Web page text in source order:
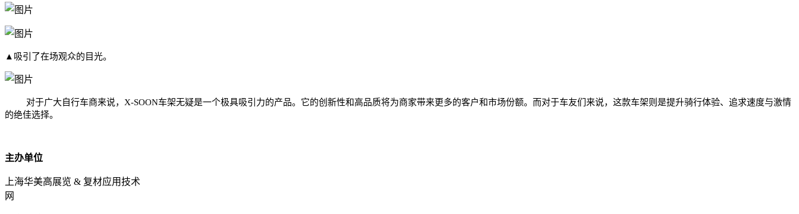
▲吸引了在场观众的目光。
对于广大自行车商来说，X-SOON车架无疑是一个极具吸引力的产品。它的创新性和高品质将为商家带来更多的客户和市场份额。而对于车友们来说，这款车架则是提升骑行体验、追求速度与激情
的绝佳选择。
主办单位
上海华美高展览 & 复材应用技术
网